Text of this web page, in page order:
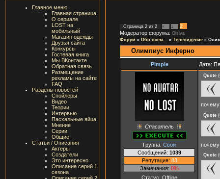
Главное меню
Главная страница
О сериале
LOST на
мобильный
Магазин одежды
Друзья сайта
Конкурсы
Гостевая книга
Мы ВКонтакте
Обратная связь
Размещение
рекламы на сайте
FAQ
Разделы новостей
Спойлеры
Видео
Теории
Интервью
Пасхальные яйца
Мнение
Серии
Общие
Статьи / Описания
Актеры
Создатели
Это интересно
Описание серий 1
сезона
Страница 2 из 2 « 1
2
Модератор форума: Olsiva
Форум » Обо всём... » Телевидение »
Олимпиус Инферно
Pimple Дата:
Спасатель
Группа: Свои
Сообщений: 1039
Репутация: 83
Замечания: 0%
Статус: Offline
Quote (
Quote (
почему
Quote (